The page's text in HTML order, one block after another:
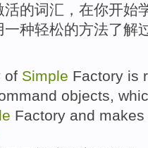
活的词汇 ， 在你开始
一种轻松的方法了解
of Simple Factory is
objects,
Factory and makes